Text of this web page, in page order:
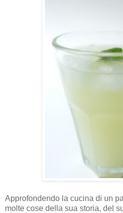
Approfondendo la cucina di un
molte cose della sua storia, del